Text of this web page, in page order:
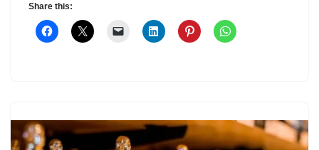
Share this: